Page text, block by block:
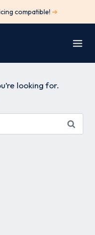
compatible! ➔
looking for.